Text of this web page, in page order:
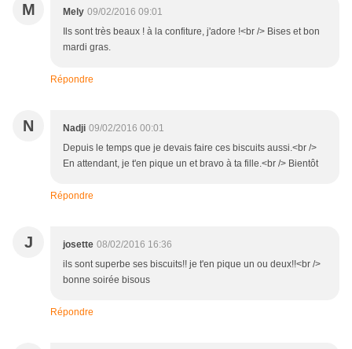
M Mely 09/02/2016 09:01
Ils sont très beaux ! à la confiture, j'adore !<br /> Bises et bon
mardi gras.
Répondre
N Nadji 09/02/2016 00:01
Depuis le temps que je devais faire ces biscuits aussi.<br />
En attendant, je t'en pique un et bravo à ta fille.<br /> Bientôt
Répondre
J josette 08/02/2016 16:36
ils sont superbe ses biscuits!! je t'en pique un ou deux!!<br />
bonne soirée bisous
Répondre